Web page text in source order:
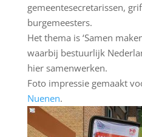
gemeentesecretarissen,
burgemeesters.
Het thema is ‘Samen
waarbij bestuurlijk
hier samenwerken.
Foto impressie gemaakt
Nuenen.